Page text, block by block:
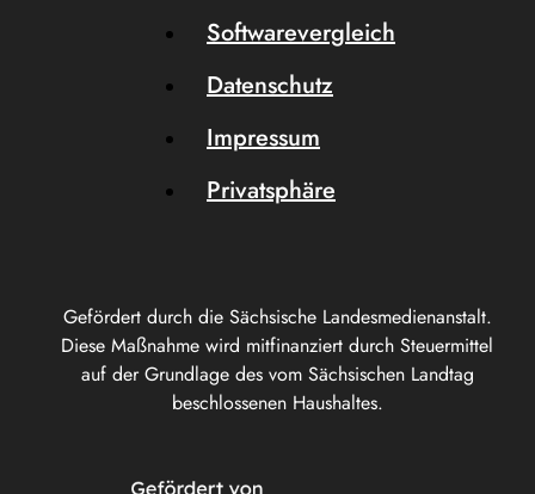
Gefördert durch die Sächsische Landesmedienanstalt.
Diese Maßnahme wird mitfinanziert durch Steuermittel
auf der Grundlage des vom Sächsischen Landtag
beschlossenen Haushaltes.
Softwarevergleich
Datenschutz
Impressum
Privatsphäre